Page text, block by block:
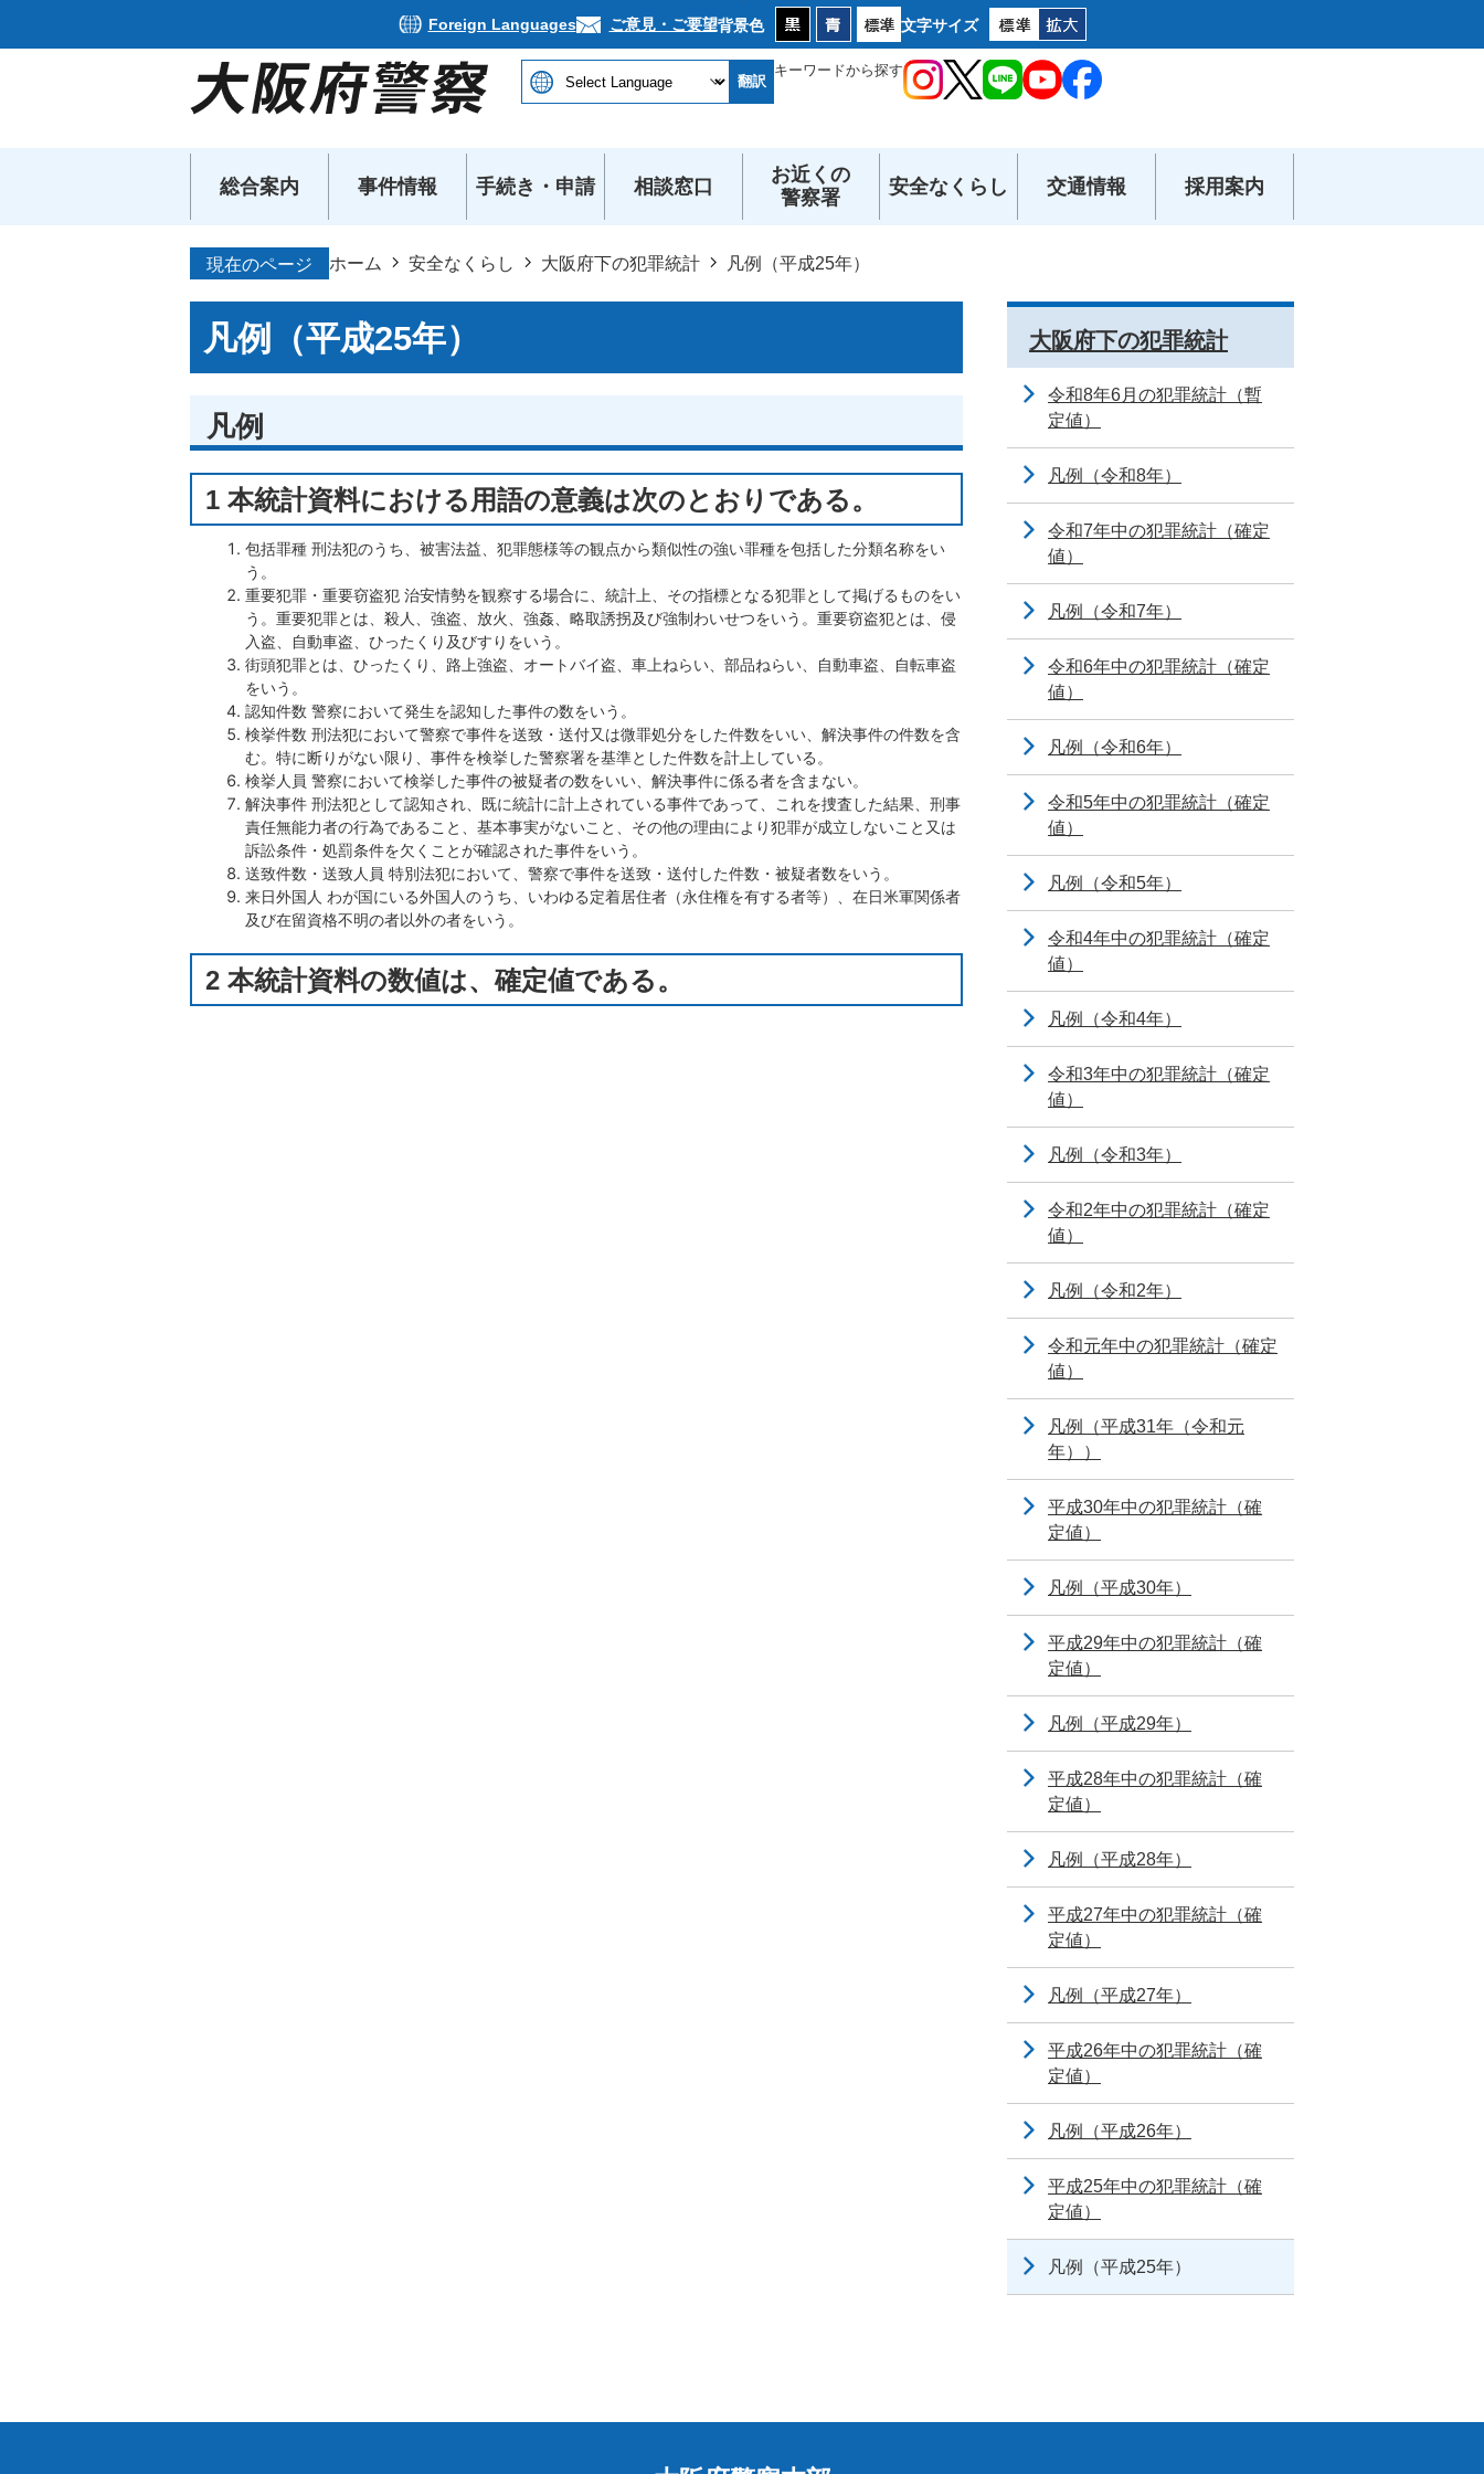
Foreign Languages ご意見・ご要望背景色 文字サイズ
翻訳
キーワードから探す
総合案内 事件情報 手続き・申請 相談窓口
お近くの
警察署
安全なくらし 交通情報 採用案内
現在のページ ホーム 安全なくらし 大阪府下の犯罪統計 凡例（平成25年）
凡例（平成25年）
凡例
1 本統計資料における用語の意義は次のとおりである。
包括罪種 刑法犯のうち、被害法益、犯罪態様等の観点から類似性の強い罪種を包括した分類名称をい
う。
重要犯罪・重要窃盗犯 治安情勢を観察する場合に、統計上、その指標となる犯罪として掲げるものをい
う。重要犯罪とは、殺人、強盗、放火、強姦、略取誘拐及び強制わいせつをいう。重要窃盗犯とは、侵
入盗、自動車盗、ひったくり及びすりをいう。
街頭犯罪とは、ひったくり、路上強盗、オートバイ盗、車上ねらい、部品ねらい、自動車盗、自転車盗
をいう。
認知件数 警察において発生を認知した事件の数をいう。
検挙件数 刑法犯において警察で事件を送致・送付又は微罪処分をした件数をいい、解決事件の件数を含
む。特に断りがない限り、事件を検挙した警察署を基準とした件数を計上している。
検挙人員 警察において検挙した事件の被疑者の数をいい、解決事件に係る者を含まない。
解決事件 刑法犯として認知され、既に統計に計上されている事件であって、これを捜査した結果、刑事
責任無能力者の行為であること、基本事実がないこと、その他の理由により犯罪が成立しないこと又は
訴訟条件・処罰条件を欠くことが確認された事件をいう。
送致件数・送致人員 特別法犯において、警察で事件を送致・送付した件数・被疑者数をいう。
来日外国人 わが国にいる外国人のうち、いわゆる定着居住者（永住権を有する者等）、在日米軍関係者
及び在留資格不明の者以外の者をいう。
2 本統計資料の数値は、確定値である。
大阪府下の犯罪統計
令和8年6月の犯罪統計（暫
定値）
凡例（令和8年）
令和7年中の犯罪統計（確定
値）
凡例（令和7年）
令和6年中の犯罪統計（確定
値）
凡例（令和6年）
令和5年中の犯罪統計（確定
値）
凡例（令和5年）
令和4年中の犯罪統計（確定
値）
凡例（令和4年）
令和3年中の犯罪統計（確定
値）
凡例（令和3年）
令和2年中の犯罪統計（確定
値）
凡例（令和2年）
令和元年中の犯罪統計（確定
値）
凡例（平成31年（令和元
年））
平成30年中の犯罪統計（確
定値）
凡例（平成30年）
平成29年中の犯罪統計（確
定値）
凡例（平成29年）
平成28年中の犯罪統計（確
定値）
凡例（平成28年）
平成27年中の犯罪統計（確
定値）
凡例（平成27年）
平成26年中の犯罪統計（確
定値）
凡例（平成26年）
平成25年中の犯罪統計（確
定値）
凡例（平成25年）